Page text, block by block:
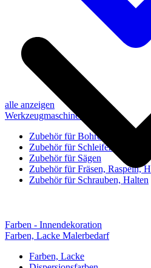
alle anzeigen
Werkzeugmaschinen-Zubehör
Zubehör für Bohren, Bohrhilfen
Zubehör für Schleifen, Poliere
Zubehör für Sägen
Zubehör für Fräsen, Raspeln, H
Zubehör für Schrauben, Halten
Farben - Innendekoration
Farben, Lacke Malerbedarf
Farben, Lacke